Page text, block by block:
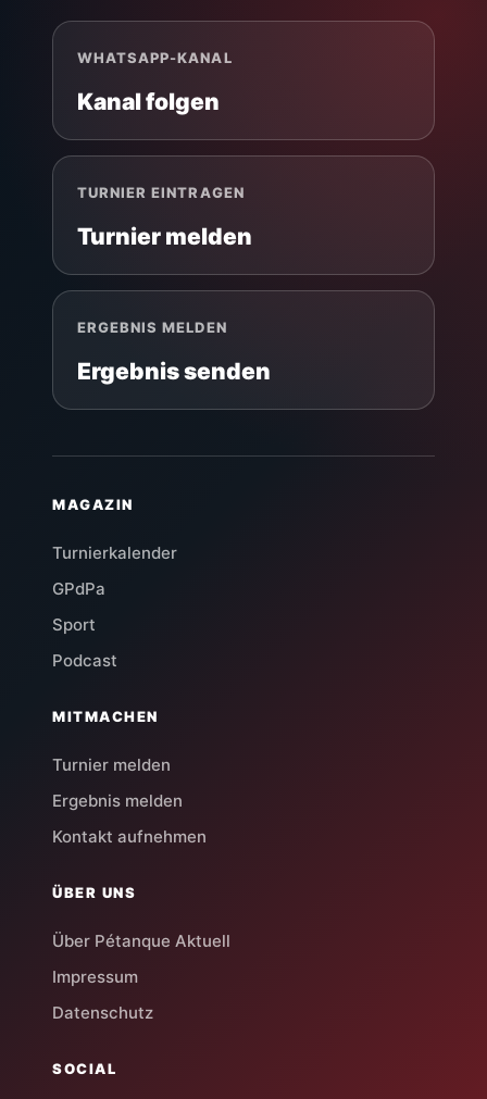
WHATSAPP-KANAL
Kanal folgen
TURNIER EINTRAGEN
Turnier melden
ERGEBNIS MELDEN
Ergebnis senden
MAGAZIN
Turnierkalender
GPdPa
Sport
Podcast
MITMACHEN
Turnier melden
Ergebnis melden
Kontakt aufnehmen
ÜBER UNS
Über Pétanque Aktuell
Impressum
Datenschutz
SOCIAL